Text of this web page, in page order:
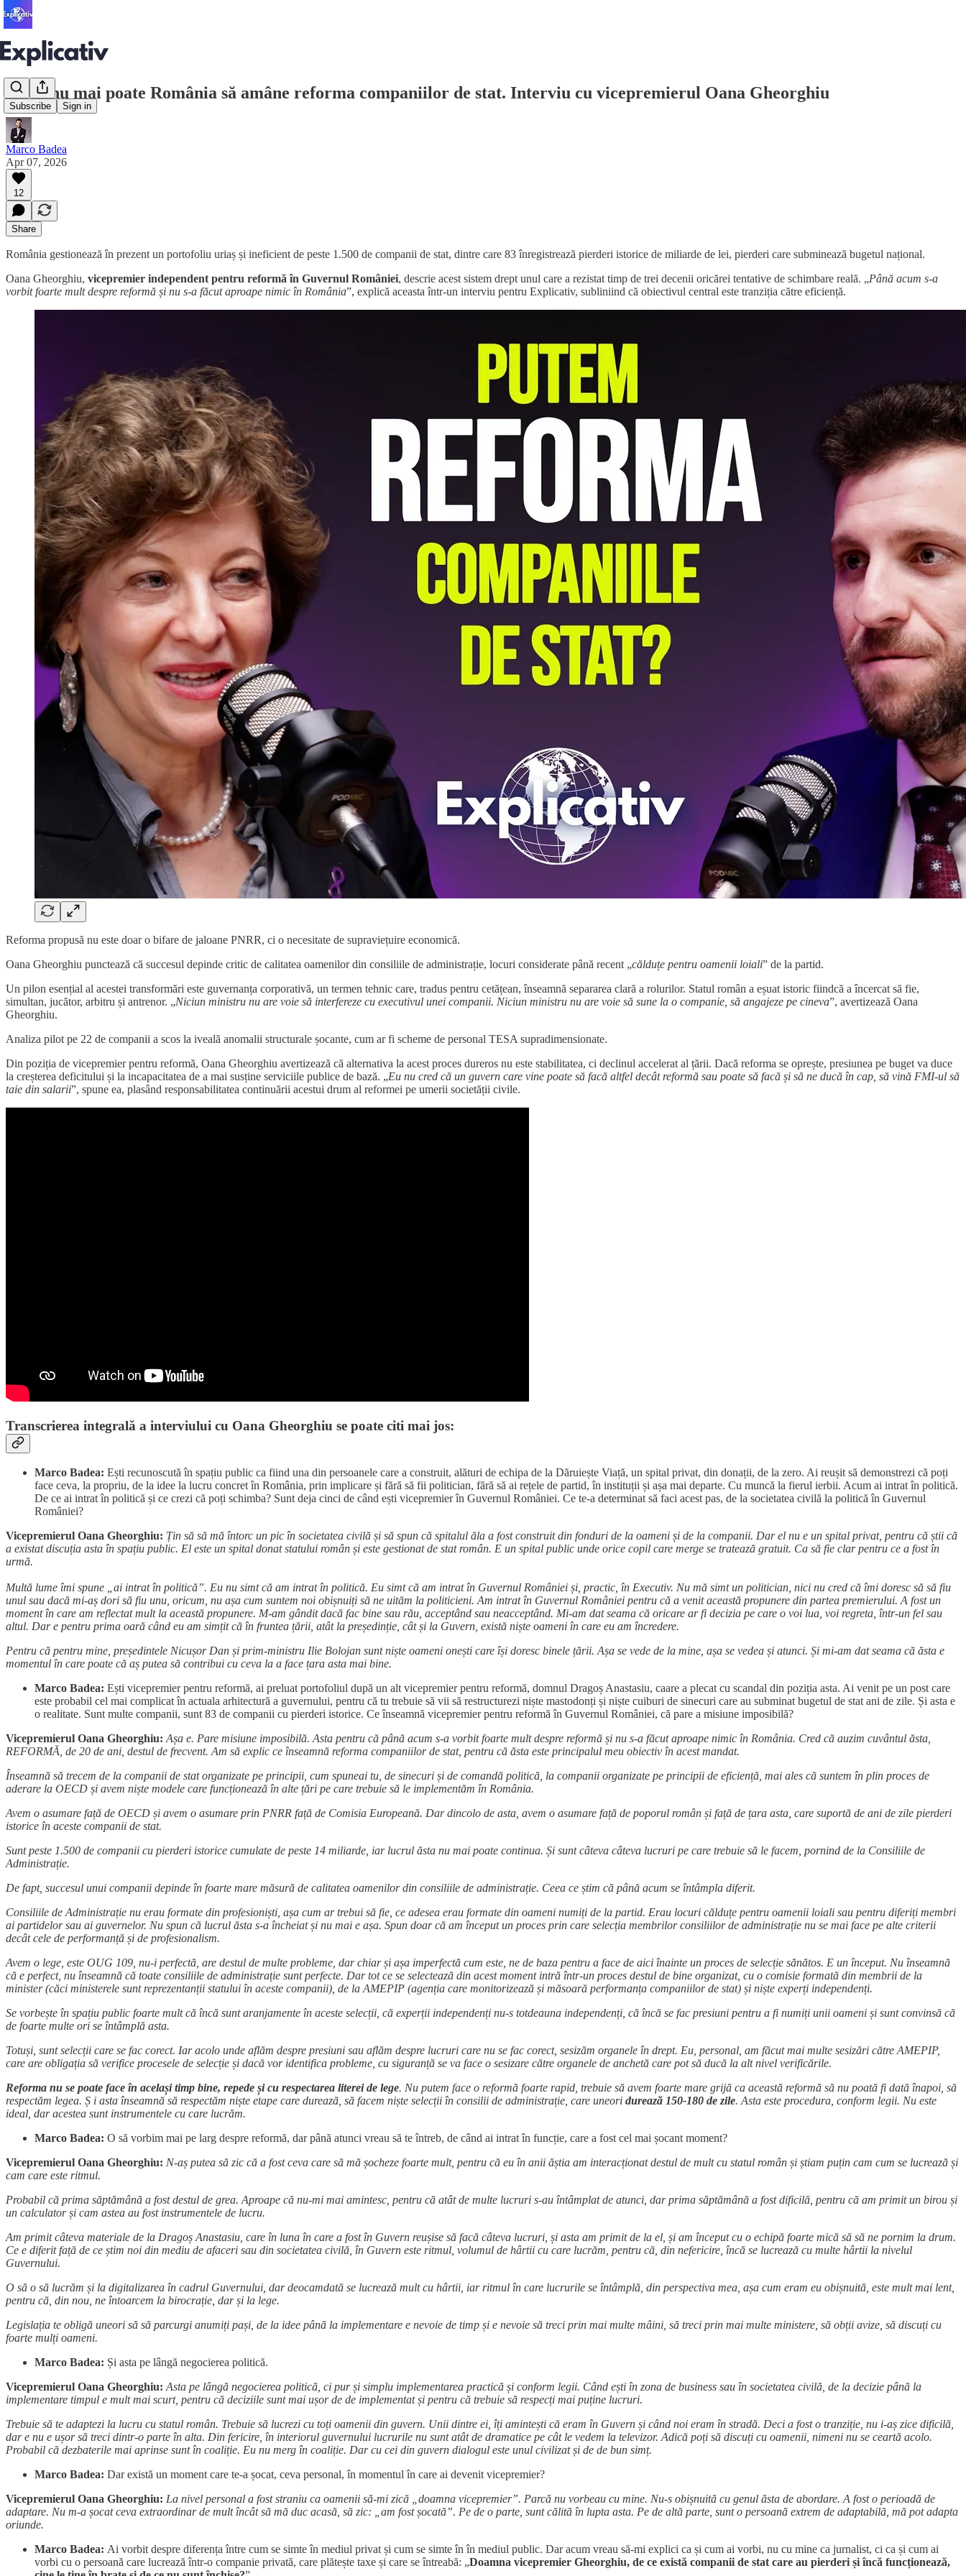
Subscribe Sign in
De ce nu mai poate România să amâne reforma companiilor de stat. Interviu cu vicepremierul Oana Gheorghiu
Marco Badea
Apr 07, 2026
12
Share
România gestionează în prezent un portofoliu uriaș și ineficient de peste 1.500 de companii de stat, dintre care 83 înregistrează pierderi istorice de miliarde de lei, pierderi care subminează bugetul național.
Oana Gheorghiu, vicepremier independent pentru reformă în Guvernul României, descrie acest sistem drept unul care a rezistat timp de trei decenii oricărei tentative de schimbare reală. „Până acum s-a
vorbit foarte mult despre reformă și nu s-a făcut aproape nimic în România”, explică aceasta într-un interviu pentru Explicativ, subliniind că obiectivul central este tranziția către eficiență.
Reforma propusă nu este doar o bifare de jaloane PNRR, ci o necesitate de supraviețuire economică.
Oana Gheorghiu punctează că succesul depinde critic de calitatea oamenilor din consiliile de administrație, locuri considerate până recent „călduțe pentru oamenii loiali” de la partid.
Un pilon esențial al acestei transformări este guvernanța corporativă, un termen tehnic care, tradus pentru cetățean, înseamnă separarea clară a rolurilor. Statul român a eșuat istoric fiindcă a încercat să fie,
simultan, jucător, arbitru și antrenor. „Niciun ministru nu are voie să interfereze cu executivul unei companii. Niciun ministru nu are voie să sune la o companie, să angajeze pe cineva”, avertizează Oana
Gheorghiu.
Analiza pilot pe 22 de companii a scos la iveală anomalii structurale șocante, cum ar fi scheme de personal TESA supradimensionate.
Din poziția de vicepremier pentru reformă, Oana Gheorghiu avertizează că alternativa la acest proces dureros nu este stabilitatea, ci declinul accelerat al țării. Dacă reforma se oprește, presiunea pe buget va duce
la creșterea deficitului și la incapacitatea de a mai susține serviciile publice de bază. „Eu nu cred că un guvern care vine poate să facă altfel decât reformă sau poate să facă și să ne ducă în cap, să vină FMI-ul să
taie din salarii”, spune ea, plasând responsabilitatea continuării acestui drum al reformei pe umerii societății civile.
Transcrierea integrală a interviului cu Oana Gheorghiu se poate citi mai jos:
Marco Badea: Ești recunoscută în spațiu public ca fiind una din persoanele care a construit, alături de echipa de la Dăruiește Viață, un spital privat, din donații, de la zero. Ai reușit să demonstrezi că poți
face ceva, la propriu, de la idee la lucru concret în România, prin implicare și fără să fii politician, fără să ai rețele de partid, în instituții și așa mai departe. Cu muncă la fierul ierbii. Acum ai intrat în politică.
De ce ai intrat în politică și ce crezi că poți schimba? Sunt deja cinci de când ești vicepremier în Guvernul României. Ce te-a determinat să faci acest pas, de la societatea civilă la politică în Guvernul
României?
Vicepremierul Oana Gheorghiu: Țin să să mă întorc un pic în societatea civilă și să spun că spitalul ăla a fost construit din fonduri de la oameni și de la companii. Dar el nu e un spital privat, pentru că știi că
a existat discuția asta în spațiu public. El este un spital donat statului român și este gestionat de stat român. E un spital public unde orice copil care merge se tratează gratuit. Ca să fie clar pentru ce a fost în
urmă.
Multă lume îmi spune „ai intrat în politică”. Eu nu simt că am intrat în politică. Eu simt că am intrat în Guvernul României și, practic, în Executiv. Nu mă simt un politician, nici nu cred că îmi doresc să să fiu
unul sau dacă mi-aș dori să fiu unu, oricum, nu așa cum suntem noi obișnuiți să ne uităm la politicieni. Am intrat în Guvernul României pentru că a venit această propunere din partea premierului. A fost un
moment în care am reflectat mult la această propunere. M-am gândit dacă fac bine sau rău, acceptând sau neacceptând. Mi-am dat seama că oricare ar fi decizia pe care o voi lua, voi regreta, într-un fel sau
altul. Dar e pentru prima oară când eu am simțit că în fruntea țării, atât la președinție, cât și la Guvern, există niște oameni în care eu am încredere.
Pentru că pentru mine, președintele Nicușor Dan și prim-ministru Ilie Bolojan sunt niște oameni onești care își doresc binele țării. Așa se vede de la mine, așa se vedea și atunci. Și mi-am dat seama că ăsta e
momentul în care poate că aș putea să contribui cu ceva la a face țara asta mai bine.
Marco Badea: Ești vicepremier pentru reformă, ai preluat portofoliul după un alt vicepremier pentru reformă, domnul Dragoș Anastasiu, caare a plecat cu scandal din poziția asta. Ai venit pe un post care
este probabil cel mai complicat în actuala arhitectură a guvernului, pentru că tu trebuie să vii să restructurezi niște mastodonți și niște cuiburi de sinecuri care au subminat bugetul de stat ani de zile. Și asta e
o realitate. Sunt multe companii, sunt 83 de companii cu pierderi istorice. Ce înseamnă vicepremier pentru reformă în Guvernul României, că pare a misiune imposibilă?
Vicepremierul Oana Gheorghiu: Așa e. Pare misiune imposibilă. Asta pentru că până acum s-a vorbit foarte mult despre reformă și nu s-a făcut aproape nimic în România. Cred că auzim cuvântul ăsta,
REFORMĂ, de 20 de ani, destul de frecvent. Am să explic ce înseamnă reforma companiilor de stat, pentru că ăsta este principalul meu obiectiv în acest mandat.
Înseamnă să trecem de la companii de stat organizate pe principii, cum spuneai tu, de sinecuri și de comandă politică, la companii organizate pe principii de eficiență, mai ales că suntem în plin proces de
aderare la OECD și avem niște modele care funcționează în alte țări pe care trebuie să le implementăm în România.
Avem o asumare față de OECD și avem o asumare prin PNRR față de Comisia Europeană. Dar dincolo de asta, avem o asumare față de poporul român și față de țara asta, care suportă de ani de zile pierderi
istorice în aceste companii de stat.
Sunt peste 1.500 de companii cu pierderi istorice cumulate de peste 14 miliarde, iar lucrul ăsta nu mai poate continua. Și sunt câteva câteva lucruri pe care trebuie să le facem, pornind de la Consiliile de
Administrație.
De fapt, succesul unui companii depinde în foarte mare măsură de calitatea oamenilor din consiliile de administrație. Ceea ce știm că până acum se întâmpla diferit.
Consiliile de Administrație nu erau formate din profesioniști, așa cum ar trebui să fie, ce adesea erau formate din oameni numiți de la partid. Erau locuri călduțe pentru oamenii loiali sau pentru diferiți membri
ai partidelor sau ai guvernelor. Nu spun că lucrul ăsta s-a încheiat și nu mai e așa. Spun doar că am început un proces prin care selecția membrilor consiliilor de administrație nu se mai face pe alte criterii
decât cele de performanță și de profesionalism.
Avem o lege, este OUG 109, nu-i perfectă, are destul de multe probleme, dar chiar și așa imperfectă cum este, ne de baza pentru a face de aici înainte un proces de selecție sănătos. E un început. Nu înseamnă
că e perfect, nu înseamnă că toate consiliile de administrație sunt perfecte. Dar tot ce se selectează din acest moment intră într-un proces destul de bine organizat, cu o comisie formată din membrii de la
minister (căci ministerele sunt reprezentanții statului în aceste companii), de la AMEPIP (agenția care monitorizează și măsoară performanța companiilor de stat) și niște experți independenți.
Se vorbește în spațiu public foarte mult că încă sunt aranjamente în aceste selecții, că experții independenți nu-s totdeauna independenți, că încă se fac presiuni pentru a fi numiți unii oameni și sunt convinsă că
de foarte multe ori se întâmplă asta.
Totuși, sunt selecții care se fac corect. Iar acolo unde aflăm despre presiuni sau aflăm despre lucruri care nu se fac corect, sesizăm organele în drept. Eu, personal, am făcut mai multe sesizări către AMEPIP,
care are obligația să verifice procesele de selecție și dacă vor identifica probleme, cu siguranță se va face o sesizare către organele de anchetă care pot să ducă la alt nivel verificările.
Reforma nu se poate face în același timp bine, repede și cu respectarea literei de lege. Nu putem face o reformă foarte rapid, trebuie să avem foarte mare grijă ca această reformă să nu poată fi dată înapoi, să
respectăm legea. Ș i asta înseamnă să respectăm niște etape care durează, să facem niște selecții în consilii de administrație, care uneori durează 150-180 de zile. Asta este procedura, conform legii. Nu este
ideal, dar acestea sunt instrumentele cu care lucrăm.
Marco Badea: O să vorbim mai pe larg despre reformă, dar până atunci vreau să te întreb, de când ai intrat în funcție, care a fost cel mai șocant moment?
Vicepremierul Oana Gheorghiu: N-aș putea să zic că a fost ceva care să mă șocheze foarte mult, pentru că eu în anii ăștia am interacționat destul de mult cu statul român și știam puțin cam cum se lucrează și
cam care este ritmul.
Probabil că prima săptămână a fost destul de grea. Aproape că nu-mi mai amintesc, pentru că atât de multe lucruri s-au întâmplat de atunci, dar prima săptămână a fost dificilă, pentru că am primit un birou și
un calculator și cam astea au fost instrumentele de lucru.
Am primit câteva materiale de la Dragoș Anastasiu, care în luna în care a fost în Guvern reușise să facă câteva lucruri, și asta am primit de la el, și am început cu o echipă foarte mică să să ne pornim la drum.
Ce e diferit față de ce știm noi din mediu de afaceri sau din societatea civilă, în Guvern este ritmul, volumul de hârtii cu care lucrăm, pentru că, din nefericire, încă se lucrează cu multe hârtii la nivelul
Guvernului.
O să o să lucrăm și la digitalizarea în cadrul Guvernului, dar deocamdată se lucrează mult cu hârtii, iar ritmul în care lucrurile se întâmplă, din perspectiva mea, așa cum eram eu obișnuită, este mult mai lent,
pentru că, din nou, ne întoarcem la birocrație, dar și la lege.
Legislația te obligă uneori să să parcurgi anumiți pași, de la idee până la implementare e nevoie de timp și e nevoie să treci prin mai multe mâini, să treci prin mai multe ministere, să obții avize, să discuți cu
foarte mulți oameni.
Marco Badea: Și asta pe lângă negocierea politică.
Vicepremierul Oana Gheorghiu: Asta pe lângă negocierea politică, ci pur și simplu implementarea practică și conform legii. Când ești în zona de business sau în societatea civilă, de la decizie până la
implementare timpul e mult mai scurt, pentru că deciziile sunt mai ușor de de implementat și pentru că trebuie să respecți mai puține lucruri.
Trebuie să te adaptezi la lucru cu statul român. Trebuie să lucrezi cu toți oamenii din guvern. Unii dintre ei, îți amintești că eram în Guvern și când noi eram în stradă. Deci a fost o tranziție, nu i-aș zice dificilă,
dar e nu e ușor să treci dintr-o parte în alta. Din fericire, în interiorul guvernului lucrurile nu sunt atât de dramatice pe cât le vedem la televizor. Adică poți să discuți cu oamenii, nimeni nu se ceartă acolo.
Probabil că dezbaterile mai aprinse sunt în coaliție. Eu nu merg în coaliție. Dar cu cei din guvern dialogul este unul civilizat și de de bun simț.
Marco Badea: Dar există un moment care te-a șocat, ceva personal, în momentul în care ai devenit vicepremier?
Vicepremierul Oana Gheorghiu: La nivel personal a fost straniu ca oamenii să-mi zică „doamna vicepremier”. Parcă nu vorbeau cu mine. Nu-s obișnuită cu genul ăsta de abordare. A fost o perioadă de
adaptare. Nu m-a șocat ceva extraordinar de mult încât să mă duc acasă, să zic: „am fost șocată”. Pe de o parte, sunt călită în lupta asta. Pe de altă parte, sunt o persoană extrem de adaptabilă, mă pot adapta
oriunde.
Marco Badea: Ai vorbit despre diferența între cum se simte în mediul privat și cum se simte în în mediul public. Dar acum vreau să-mi explici ca și cum ai vorbi, nu cu mine ca jurnalist, ci ca și cum ai
vorbi cu o persoană care lucrează într-o companie privată, care plătește taxe și care se întreabă: „Doamna vicepremier Gheorghiu, de ce există companii de stat care au pierderi și încă funcționează,